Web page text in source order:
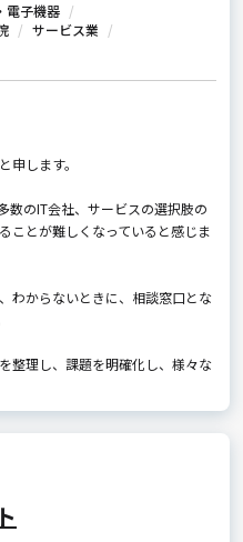
電子機器
サービス業
申します。
数のIT会社、サービスの選択肢の
ことが難しくなっていると感じま
わからないときに、相談窓口とな
整理し、課題を明確化し、様々な